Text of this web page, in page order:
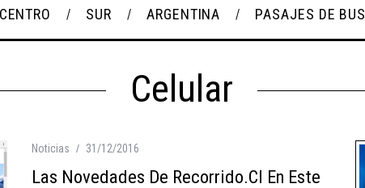
CENTRO SUR ARGENTINA PASAJES DE BUS
Celular
Noticias 31/12/2016
Las Novedades De Recorrido.cl En Este